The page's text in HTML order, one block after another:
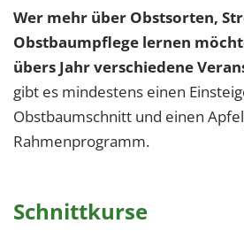
Wer mehr über Obstsorten,
Obstbaumpflege lernen
übers Jahr verschiedene
gibt es mindestens einen
Obstbaumschnitt und einen
Rahmenprogramm.
Schnittkurse